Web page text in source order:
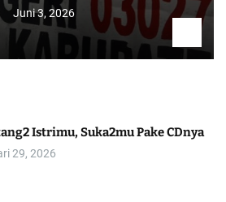
Juni 3, 2026
Istrimu, Suka2mu Pake CDnya
29, 2026